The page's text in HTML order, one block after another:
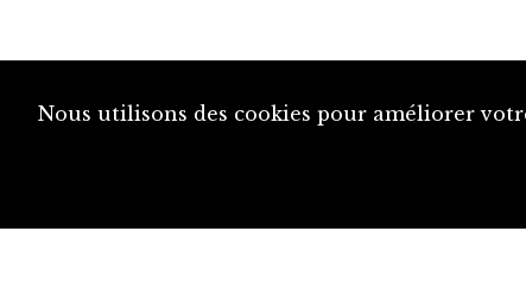
Nous utilisons des cookies pour améliorer